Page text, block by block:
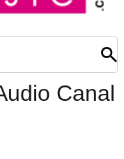
Canal